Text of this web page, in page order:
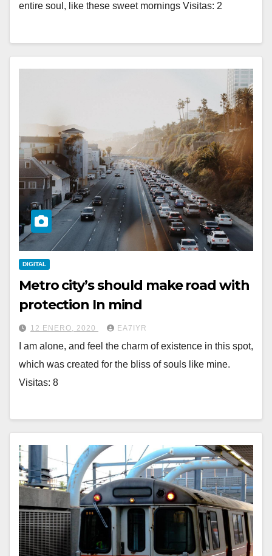
entire soul, like these sweet mornings Visitas: 2
DIGITAL
Metro city’s should make road with
protection In mind
12 ENERO, 2020 EA7IYR
I am alone, and feel the charm of existence in this spot,
which was created for the bliss of souls like mine.
Visitas: 8